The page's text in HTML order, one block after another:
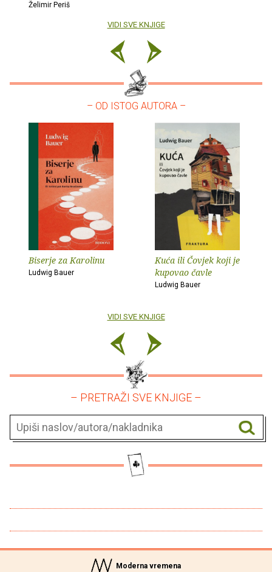
Želimir Periš
VIDI SVE KNJIGE
– OD ISTOG AUTORA –
Biserje za Karolinu
Ludwig Bauer
Kuća ili Čovjek koji je
kupovao čavle
Ludwig Bauer
VIDI SVE KNJIGE
– PRETRAŽI SVE KNJIGE –
Moderna vremena